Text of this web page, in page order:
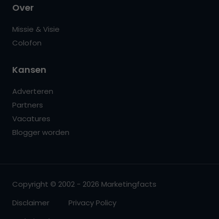
Over
Missie & Visie
Colofon
Kansen
Adverteren
Partners
Vacatures
Blogger worden
Copyright © 2002 - 2026 Marketingfacts
Disclaimer
Privacy Policy